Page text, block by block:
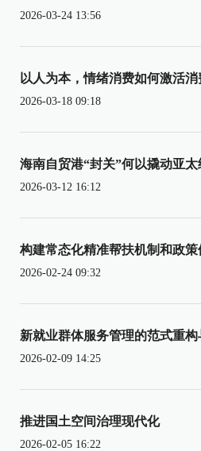
2026-03-24 13:56
以人为本，情绪消费如何激活
2026-03-18 09:18
海南自贸港“封关”何以撬动亚
2026-03-12 16:12
构建常态化精准帮扶机制和政策
2026-02-24 09:32
新就业群体服务管理的范式重
2026-02-09 14:25
推进国土空间治理现代化
2026-02-05 16:22